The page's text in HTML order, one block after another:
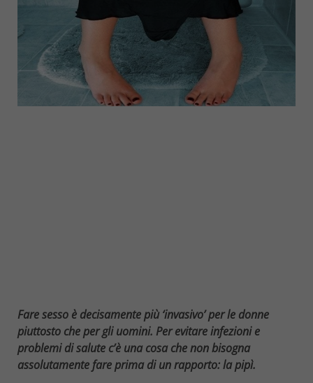
Fare sesso è decisamente più ‘invasivo’ per le donne
piuttosto che per gli uomini. Per evitare infezioni e
problemi di salute c’è una cosa che non bisogna
assolutamente fare prima di un rapporto: la pipì.